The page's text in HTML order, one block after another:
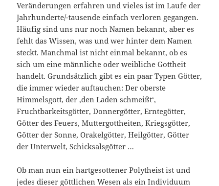
Veränderungen erfahren und vieles ist im Laufe der
Jahrhunderte/-tausende einfach verloren gegangen.
Häufig sind uns nur noch Namen bekannt, aber es
fehlt das Wissen, was und wer hinter dem Namen
steckt. Manchmal ist nicht einmal bekannt, ob es
sich um eine männliche oder weibliche Gottheit
handelt. Grundsätzlich gibt es ein paar Typen Götter,
die immer wieder auftauchen: Der oberste
Himmelsgott, der ‚den Laden schmeißt‘,
Fruchtbarkeitsgötter, Donnergötter, Erntegötter,
Götter des Feuers, Muttergottheiten, Kriegsgötter,
Götter der Sonne, Orakelgötter, Heilgötter, Götter
der Unterwelt, Schicksalsgötter …
Ob man nun ein hartgesottener Polytheist ist und
jedes dieser göttlichen Wesen als ein Individuum